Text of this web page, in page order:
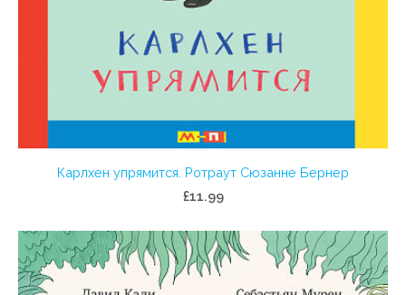
Карлхен упрямится. Ротраут Сюзанне Бернер
£11.99